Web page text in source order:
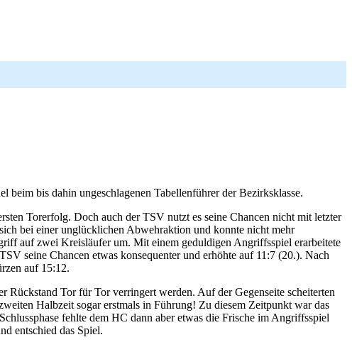
bis dahin ungeschlagenen Tabellenführer der Bezirksklasse.
Torerfolg. Doch auch der TSV nutzt es seine Chancen nicht mit letzter
bei einer unglücklichen Abwehraktion und konnte nicht mehr
auf zwei Kreisläufer um. Mit einem geduldigen Angriffsspiel erarbeitete
seine Chancen etwas konsequenter und erhöhte auf 11:7 (20.). Nach
auf 15:12.
Tor für Tor verringert werden. Auf der Gegenseite scheiterten
Halbzeit sogar erstmals in Führung! Zu diesem Zeitpunkt war das
fehlte dem HC dann aber etwas die Frische im Angriffsspiel
entschied das Spiel.